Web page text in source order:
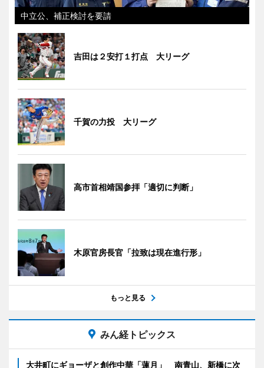
中立公、補正検討を要請
吉田は２安打１打点 大リーグ
千賀の力投 大リーグ
高市首相靖国参拝「適切に判断」
木原官房長官「拉致は現在進行形」
もっと見る
みん経トピックス
大井町にギョーザと創作中華「蓮月」 南青山、新橋に次